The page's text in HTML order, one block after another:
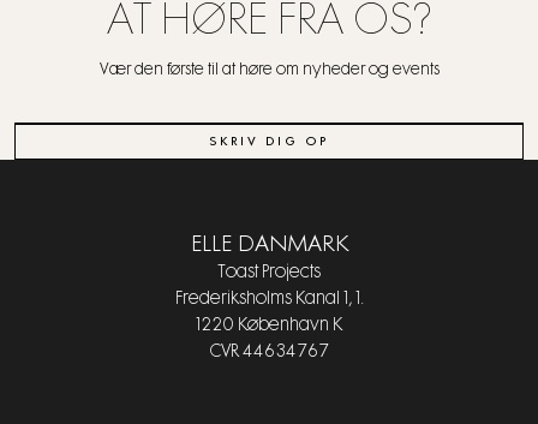
AT HØRE FRA OS?
Vær den første til at høre om nyheder og events
SKRIV DIG OP
ELLE DANMARK
Toast Projects
Frederiksholms Kanal 1, 1.
1220 København K
CVR 44634767